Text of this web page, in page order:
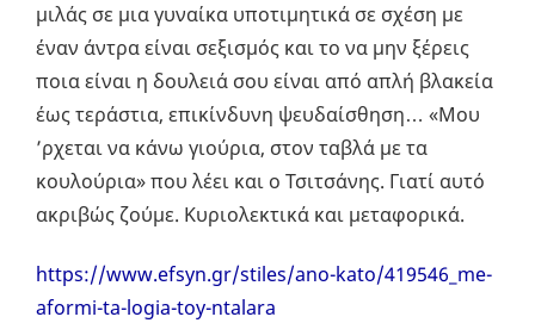
μιλάς σε μια γυναίκα υποτιμητικά σε σχέση με
έναν άντρα είναι σεξισμός και το να μην ξέρεις
ποια είναι η δουλειά σου είναι από απλή βλακεία
έως τεράστια, επικίνδυνη ψευδαίσθηση… «Μου
’ρχεται να κάνω γιούρια, στον ταβλά με τα
κουλούρια» που λέει και ο Τσιτσάνης. Γιατί αυτό
ακριβώς ζούμε. Κυριολεκτικά και μεταφορικά.
https://www.efsyn.gr/stiles/ano-kato/419546_me-
aformi-ta-logia-toy-ntalara